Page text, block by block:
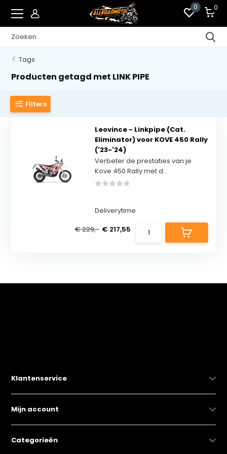
0 0
Tags
Producten getagd met LINK PIPE
Filters
Leovince - Linkpipe (Cat.
Eliminator) voor KOVE 450 Rally
('23-'24)
Verbeter de prestaties van je
Kove 450 Rally met d...
Deliverytime
€ 229,- € 217,55
Klantenservice
Mijn account
Categorieën